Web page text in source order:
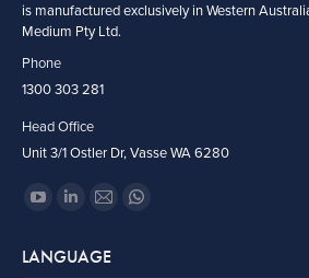
is manufactured exclusively in Western
Medium Pty Ltd.
Phone
1300 303 281
Head Office
Unit 3/1 Ostler Dr, Vasse WA 6280
Encuéntranos en:
opensopens
Mail
opens
Whatsapp
LANGUAGE